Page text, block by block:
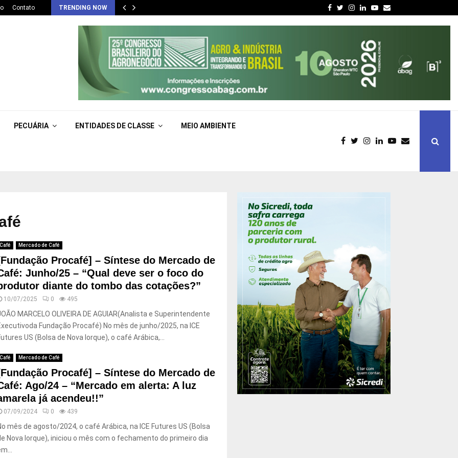
Contato TRENDING NOW Facebook
Twitter
Instagram
LinkedinYoutube
Email
PECUÁRIA ENTIDADES DE CLASSE MEIO AMBIENTE
Café Mercado de Café
Procafé] – Síntese do Mercado de
Junho/25 – “Qual deve ser o foco do
diante do tombo das cotações?”
10/07/2025 0 495
MARCELO OLIVEIRA DE AGUIAR(Analista e Superintendente
Fundação Procafé) No mês de junho/2025, na ICE
US (Bolsa de Nova Iorque), o café Arábica,...
Café Mercado de Café
Procafé] – Síntese do Mercado de
Ago/24 – “Mercado em alerta: A luz
já acendeu!!”
07/09/2024 0 439
mês de agosto/2024, o café Arábica, na ICE Futures US (Bolsa
Nova Iorque), iniciou o mês com o fechamento do primeiro dia